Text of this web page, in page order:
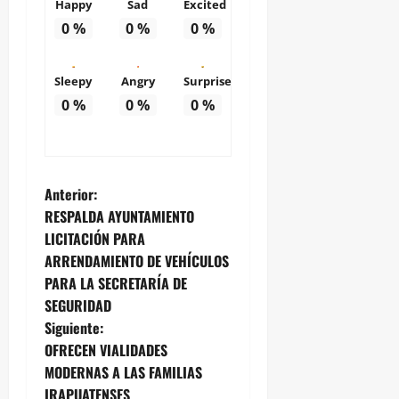
Happy
0%
Sad
0%
Excited
0%
Sleepy
0%
Angry
0%
Surprise
0%
N
a
v
e
g
a
Anterior:
RESPALDA AYUNTAMIENTO
LICITACIÓN PARA
ARRENDAMIENTO DE VEHÍCULOS
PARA LA SECRETARÍA DE
SEGURIDAD
Siguiente:
OFRECEN VIALIDADES
MODERNAS A LAS FAMILIAS